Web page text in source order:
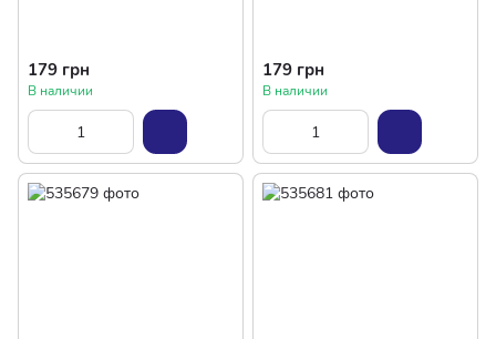
179 грн
В наличии
179 грн
В наличии